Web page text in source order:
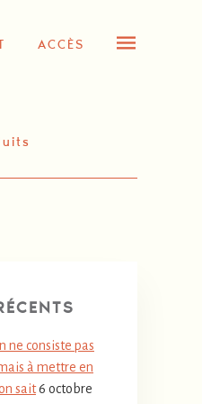
ACCÈS
ne consiste pas
à mettre en
sait6 octobre